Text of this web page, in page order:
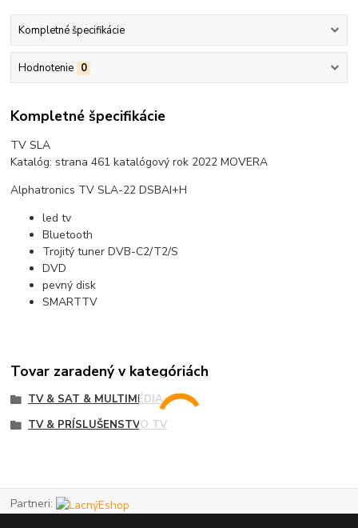
Kompletné špecifikácie
Hodnotenie 0
Kompletné špecifikácie
TV SLA
Katalóg: strana 461 katalógový rok 2022 MOVERA
Alphatronics TV SLA-22 DSBAI+H
led tv
Bluetooth
Trojitý tuner DVB-C2/T2/S
DVD
pevný disk
SMARTTV
Tovar zaradený v kategóriách
TV & SAT & MULTIMÉDIA
TV & PRÍSLUŠENSTVO TV
Partneri: